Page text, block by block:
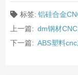
标签: 铝硅合金
上一篇: dm钢材
下一篇: ABS塑料